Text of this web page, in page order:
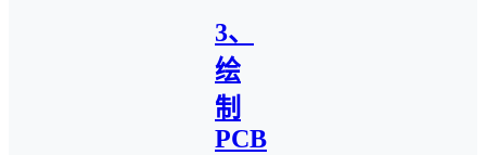
3、
绘
制
PCB